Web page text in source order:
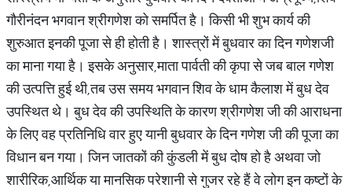
गौरीनंदन भगवान श्रीगणेश को समर्पित है। किसी भी शुभ कार्य की
शुरुआत इनकी पूजा से ही होती है। शास्त्रों में बुधवार का दिन गणेशजी
का माना गया है। इसके अनुसार,माता पार्वती की कृपा से जब बाल गणेश
की उत्पत्ति हुई थी,तब उस समय भगवान शिव के धाम कैलाश में बुध देव
उपस्थित थे। बुध देव की उपस्थिति के कारण श्रीगणेश जी की आराधना
के लिए वह प्रतिनिधि वार हुए यानी बुधवार के दिन गणेश जी की पूजा का
विधान बन गया। जिन जातकों की कुंडली में बुध दोष हो है अथवा जो
शारीरिक,आर्थिक या मानसिक परेशानी से गुजर रहे हैं वे लोग इन कष्टों के